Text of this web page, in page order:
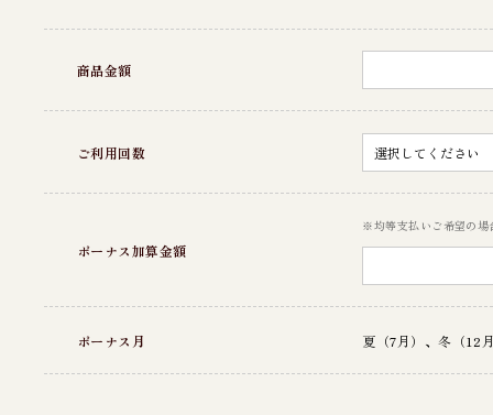
商品金額
ご利用回数
ボーナス加算金額
※均等支払いご希望の場
ボーナス月 夏（7月）、冬（12